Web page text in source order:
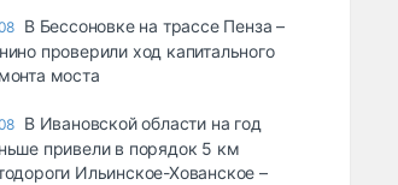
В Бессоновке на трассе Пенза –
проверили ход капитального
моста
В Ивановской области на год
привели в порядок 5 км
Ильинское-Хованское –